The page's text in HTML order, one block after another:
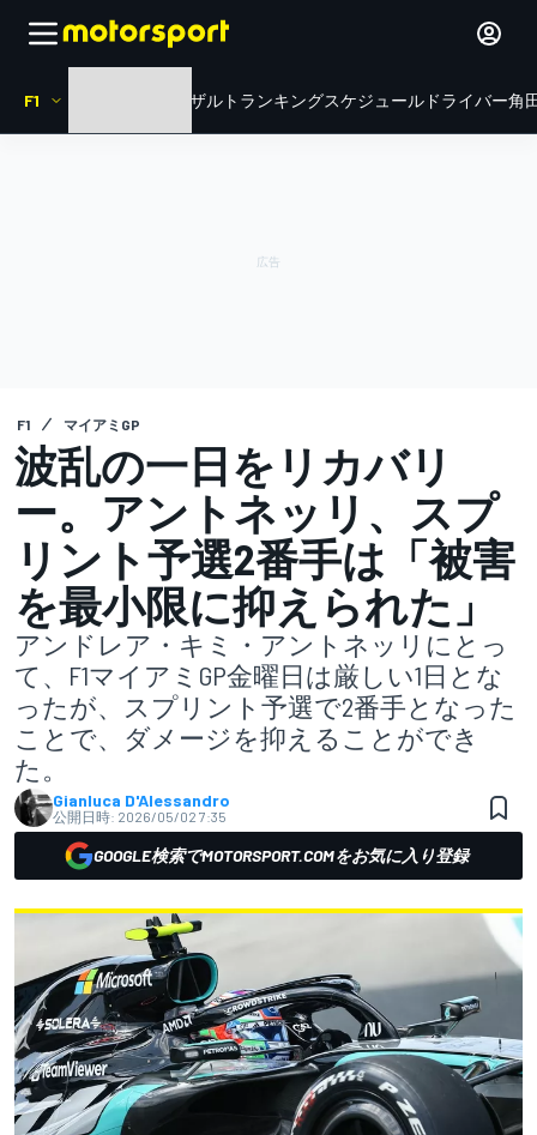
F1 リザルト ランキングスケジュール ドライバー角
F1 マイアミGP
波乱の一日をリカバリ
ー。アントネッリ、スプ
リント予選2番手は「被害
を最小限に抑えられた」
アンドレア・キミ・アントネッリにとっ
て、F1マイアミGP金曜日は厳しい1日とな
ったが、スプリント予選で2番手となった
ことで、ダメージを抑えることができ
た。
Gianluca D'Alessandro
公開日時: 2026/05/02 7:35
GOOGLE検索でMOTORSPORT.COMをお気に入り登録